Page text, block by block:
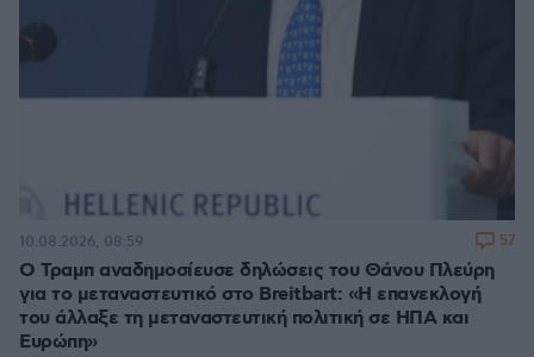
Ο Τραμπ αναδημοσίευσε δηλώσεις του Θάνου Πλεύρη
για το μεταναστευτικό στο Breitbart: «Η επανεκλογή
του άλλαξε τη μεταναστευτική πολιτική σε ΗΠΑ και
Ευρώπη»
10.08.2026, 08:59 57